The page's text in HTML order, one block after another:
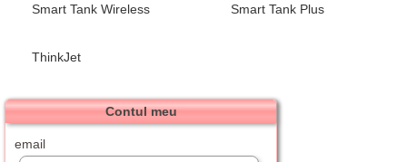
Smart Tank Wireless Smart Tank Plus
ThinkJet
Contul meu
email